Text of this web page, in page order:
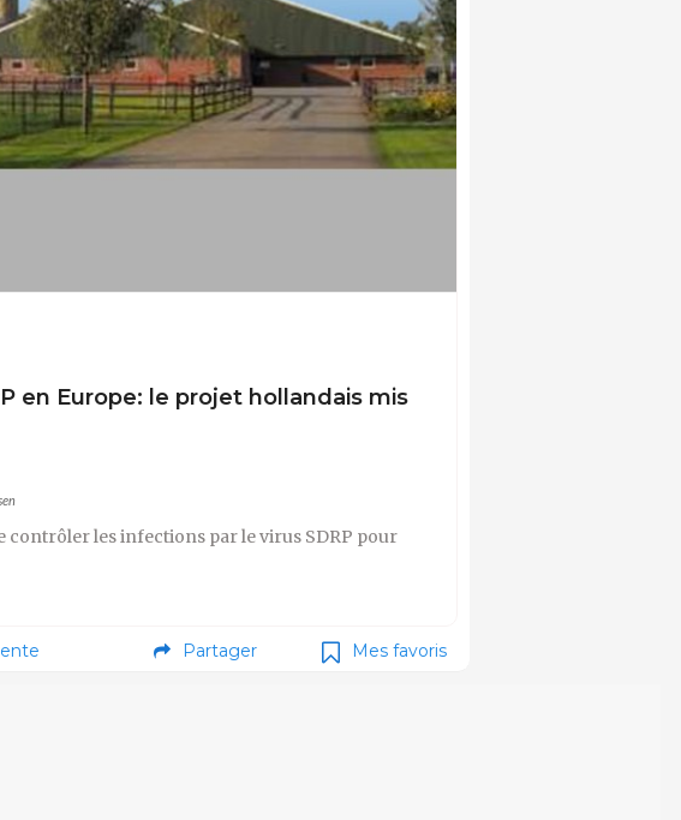
en Europe: le projet hollandais mis
contrôler les infections par le virus SDRP pour
Partager Mes favoris